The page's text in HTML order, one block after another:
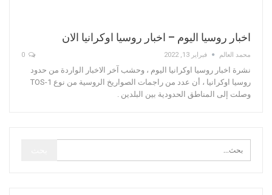
اخبار روسيا اليوم – اخبار روسيا اوكرانيا الان
محمد العالم فبراير 13, 2022
نشرة اخبار روسيا اوكرانيا اليوم ، وحشب آخر الاخبار الواردة من حدود
روسيا اوكرانيا ، أن عدد من راجمات الصواريخ الروسية من نوع TOS-1
وصلت إلى المناطق الحدودية بين البلدين .